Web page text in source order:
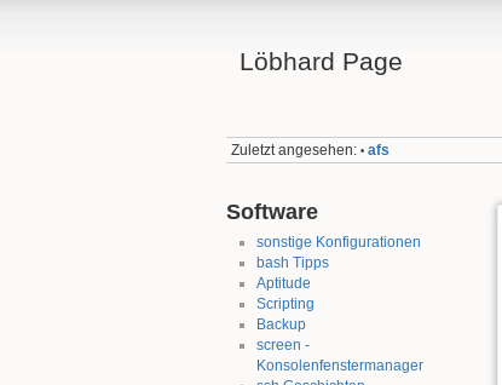
Löbhard Page
Zuletzt angesehen: • afs
Software
sonstige Konfigurationen
bash Tipps
Aptitude
Scripting
Backup
screen -
Konsolenfenstermanager